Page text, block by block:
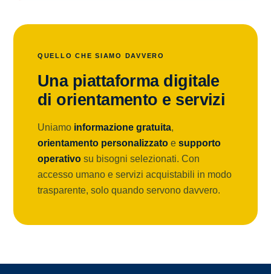
QUELLO CHE SIAMO DAVVERO
Una piattaforma digitale
di orientamento e servizi
Uniamo informazione gratuita,
orientamento personalizzato e supporto
operativo su bisogni selezionati. Con
accesso umano e servizi acquistabili in modo
trasparente, solo quando servono davvero.